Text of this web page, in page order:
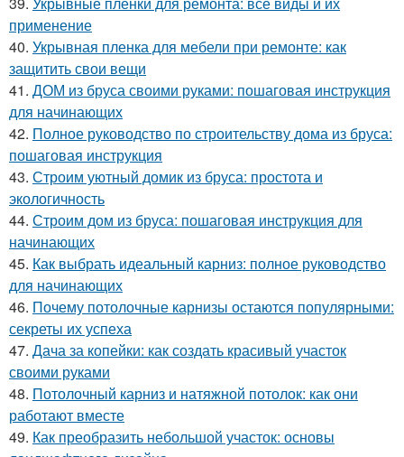
применение
40. Укрывная пленка для мебели при ремонте: как
защитить свои вещи
41. ДОМ из бруса своими руками: пошаговая инструкция
для начинающих
42. Полное руководство по строительству дома из бруса:
пошаговая инструкция
43. Строим уютный домик из бруса: простота и
экологичность
44. Строим дом из бруса: пошаговая инструкция для
начинающих
45. Как выбрать идеальный карниз: полное руководство
для начинающих
46. Почему потолочные карнизы остаются популярными:
секреты их успеха
47. Дача за копейки: как создать красивый участок
своими руками
48. Потолочный карниз и натяжной потолок: как они
работают вместе
49. Как преобразить небольшой участок: основы